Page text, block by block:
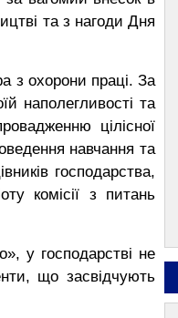
та з нагоди Дня
з охорони праці. За
наполегливості та
цілісної
навчання та
господарства,
комісії з питань
у господарстві не
що засвідчують